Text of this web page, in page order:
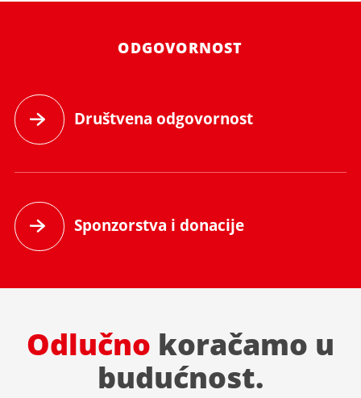
nosimo titlu Najdonatora hrane u
Hrvatskoj,
ODGOVORNOST
Društvena odgovornost
Sponzorstva i donacije
Odlučno koračamo u
budućnost.